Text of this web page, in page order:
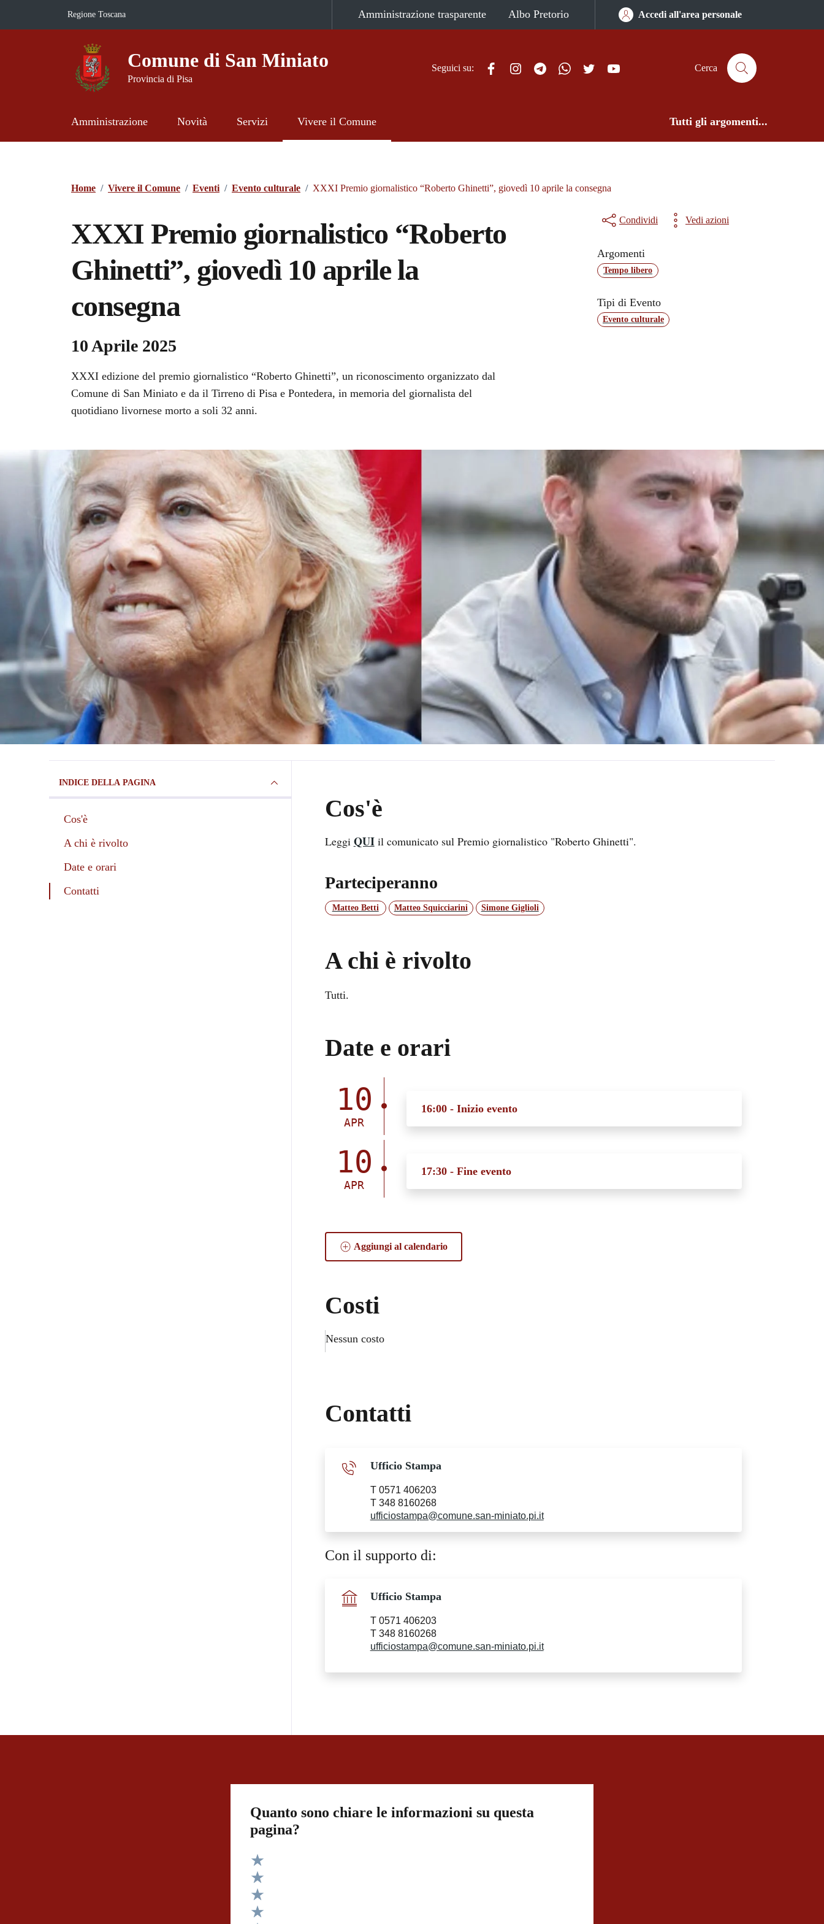
Vai ai contenuti
Regione Toscana Amministrazione trasparente Albo Pretorio Accedi all'area personale
Comune di San Miniato
Provincia di Pisa
Seguici su: FacebookInstagramTelegramWhatsApp
Twitter ComunicaCityCerca
Amministrazione Novità Servizi Vivere il Comune Tutti gli argomenti...
Home / Vivere il Comune / Eventi / Evento culturale / XXXI Premio giornalistico “Roberto Ghinetti”, giovedì 10 aprile la consegna
XXXI Premio giornalistico “Roberto
Ghinetti”, giovedì 10 aprile la
consegna
10 Aprile 2025
XXXI edizione del premio giornalistico “Roberto Ghinetti”, un riconoscimento organizzato dal
Comune di San Miniato e da il Tirreno di Pisa e Pontedera, in memoria del giornalista del
quotidiano livornese morto a soli 32 anni.
Condividi Vedi azioni
Argomenti
Tempo libero
Tipi di Evento
Evento culturale
INDICE DELLA PAGINA
Cos'è
A chi è rivolto
Date e orari
Contatti
Cos'è
Leggi QUIil comunicato sul Premio giornalistico "Roberto Ghinetti".
Parteciperanno
Matteo Betti Matteo Squicciarini Simone Giglioli
A chi è rivolto
Tutti.
Date e orari
10
APR
16:00 - Inizio evento
10
APR
17:30 - Fine evento
Aggiungi al calendario
Costi
Nessun costo
Contatti
Ufficio Stampa
T 0571 406203
T 348 8160268
ufficiostampa@comune.san-miniato.pi.it
Con il supporto di:
Ufficio Stampa
T 0571 406203
T 348 8160268
ufficiostampa@comune.san-miniato.pi.it
Quanto sono chiare le informazioni su questa
pagina?
Valuta 5 stelle su 5
Valuta 4 stelle su 5
Valuta 3 stelle su 5